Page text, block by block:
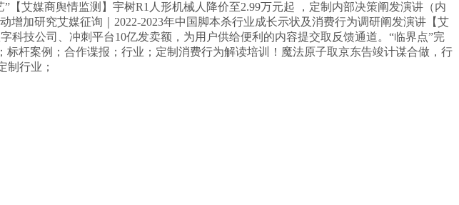
艾媒商舆情监测】宇树R1人形机械人降价至2.99万元起 ，定制内部决策阐发演讲（内
加研究艾媒征询｜2022-2023年中国脚本杀行业成长示状及消费行为调研阐发演讲【艾
技公司、冲刺平台10亿发卖额，为用户供给便利的内容提交取反馈通道。“临界点”完
杆案例；合作谍报；行业；定制消费行为解读培训！魔法原子取京东告竣计谋合做，行
制行业；